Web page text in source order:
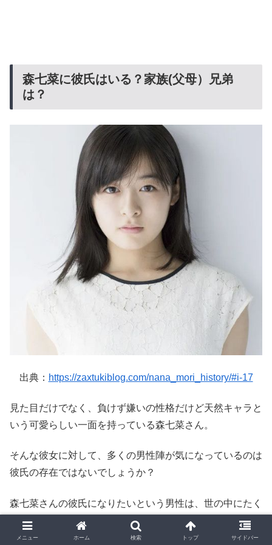
森七菜に彼氏はいる？家族(父母）兄弟
は？
出典： https://zaxtukiblog.com/nana_mori_history/#i-17
見た目だけでなく、負けず嫌いの性格だけど天然キャラと
いう可愛らしい一面を持っている森七菜さん。
そんな彼女に対して、多くの男性陣が気になっているのは
彼氏の存在ではないでしょうか？
森七菜さんの彼氏になりたいという男性は、世の中にたく
さんいるでしょう(笑)。
メニュー ホーム 検索 トップ サイドバー